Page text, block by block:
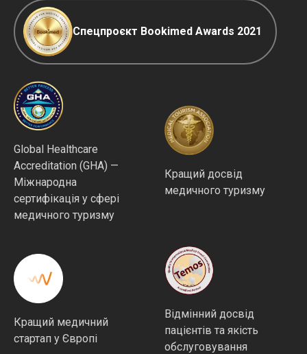
Спецпроєкт Bookimed Awards 2021
Global Healthcare
Accreditation (GHA) —
Міжнародна
сертифікація у сфері
медичного туризму
Кращий досвід
медичного туризму
Кращий медичний
стартап у Європі
Відмінний досвід
пацієнтів та якість
обслуговування